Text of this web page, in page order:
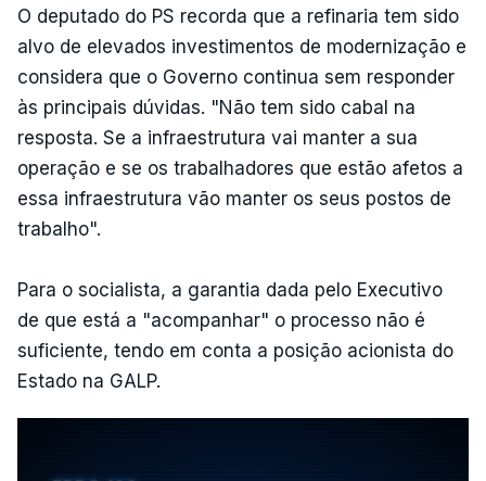
O deputado do PS recorda que a refinaria tem sido
alvo de elevados investimentos de modernização e
considera que o Governo continua sem responder
às principais dúvidas. "Não tem sido cabal na
resposta. Se a infraestrutura vai manter a sua
operação e se os trabalhadores que estão afetos a
essa infraestrutura vão manter os seus postos de
trabalho".
Para o socialista, a garantia dada pelo Executivo
de que está a "acompanhar" o processo não é
suficiente, tendo em conta a posição acionista do
Estado na GALP.